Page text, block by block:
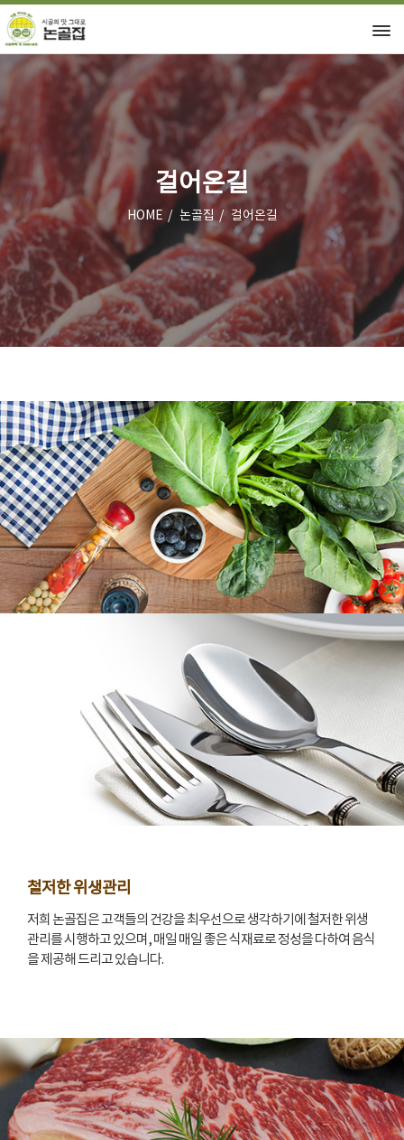
걸어온길
HOME 논골집 걸어온길
철저한 위생관리
저희 논골집은 고객들의 건강을 최우선으로 생각하기에 철저한 위생
관리를 시행하고 있으며, 매일 매일 좋은 식재료로 정성을 다하여 음식
을 제공해 드리고 있습니다.